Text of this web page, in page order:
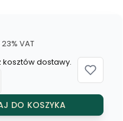
VAT
dostawy.
DO KOSZYKA